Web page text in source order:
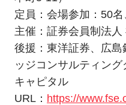
定員：会場参加：50
主催：証券会員制法
後援：東洋証券、広島
ッジコンサルティン
キャピタル
URL： https://